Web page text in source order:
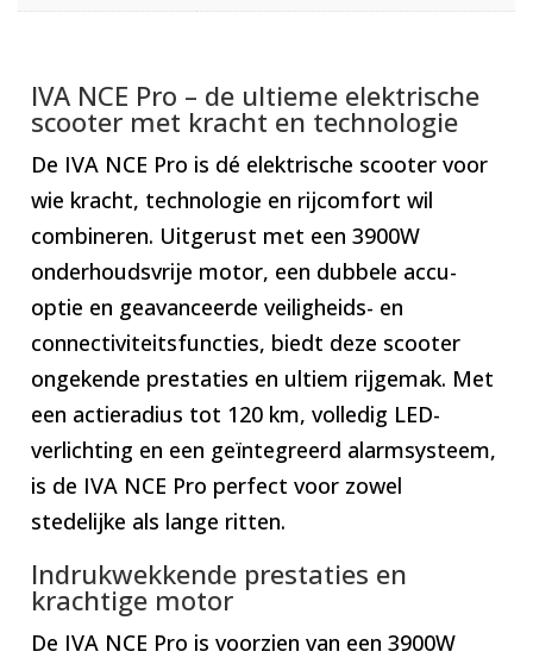
IVA NCE Pro – de ultieme elektrische
scooter met kracht en technologie
De IVA NCE Pro is dé elektrische scooter voor
wie kracht, technologie en rijcomfort wil
combineren. Uitgerust met een 3900W
onderhoudsvrije motor, een dubbele accu-
optie en geavanceerde veiligheids- en
connectiviteitsfuncties, biedt deze scooter
ongekende prestaties en ultiem rijgemak. Met
een actieradius tot 120 km, volledig LED-
verlichting en een geïntegreerd alarmsysteem,
is de IVA NCE Pro perfect voor zowel
stedelijke als lange ritten.
Indrukwekkende prestaties en
krachtige motor
De IVA NCE Pro is voorzien van een 3900W